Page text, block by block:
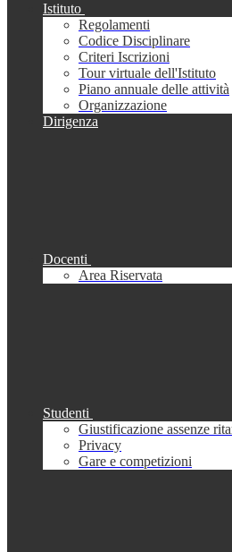
Istituto
Regolamenti
Codice Disciplinare
Criteri Iscrizioni
Tour virtuale dell'Istituto
Piano annuale delle attività
Organizzazione
Dirigenza
Docenti
Area Riservata
Studenti
Giustificazione assenze
Privacy
Gare e competizioni